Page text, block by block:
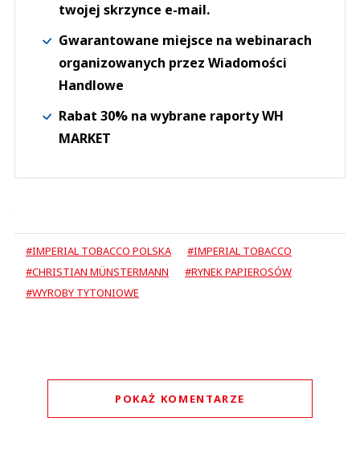
twojej skrzynce e-mail.
Gwarantowane miejsce na webinarach
organizowanych przez Wiadomości
Handlowe
Rabat 30% na wybrane raporty WH
MARKET
#IMPERIAL TOBACCO POLSKA
#IMPERIAL TOBACCO
#CHRISTIAN MÜNSTERMANN
#RYNEK PAPIEROSÓW
#WYROBY TYTONIOWE
POKAŻ KOMENTARZE